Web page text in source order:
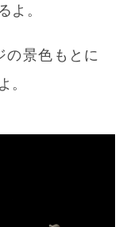
よ。
の景色もとに
。